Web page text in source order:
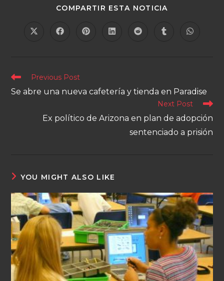
COMPARTIR ESTA NOTICIA
Previous Post
Se abre una nueva cafetería y tienda en Paradise
Next Post
Ex político de Arizona en plan de adopción
sentenciado a prisión
YOU MIGHT ALSO LIKE